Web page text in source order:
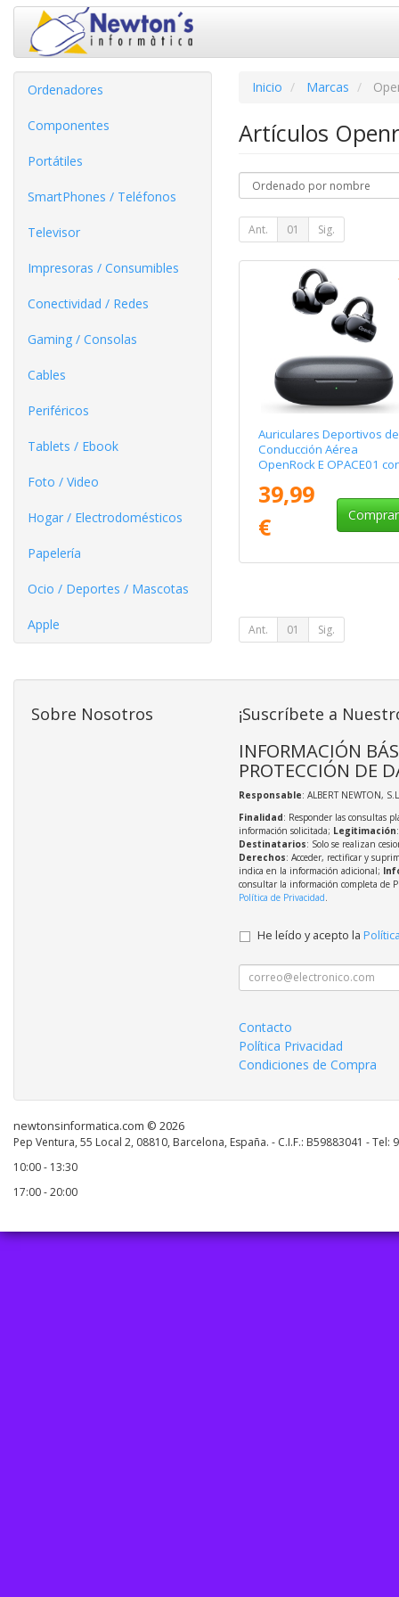
Ordenadores
Componentes
Portátiles
SmartPhones / Teléfonos
Televisor
Impresoras / Consumibles
Conectividad / Redes
Gaming / Consolas
Cables
Periféricos
Tablets / Ebook
Foto / Video
Hogar / Electrodomésticos
Papelería
Ocio / Deportes / Mascotas
Apple
Inicio Marcas
Artículos
Ant. 01 Sig.
Auriculares Deportivos de
Conducción Aérea
OpenRock E OPACE01
Autonomía 7h/ Negros
39,99
€
Comprar
Ant. 01 Sig.
Sobre Nosotros ¡Suscríbete a
INFORMACIÓN
PROTECCIÓN DE
Responsable: ALBERT NEWTON,
Finalidad: Responder las consultas
información solicitada; Legitimación
Destinatarios: Solo se realizan
Derechos: Acceder, rectificar y
indica en la información adicional;
consultar la información completa de
Política de Privacidad.
He leído y acepto la
Contacto
Política Privacidad
Condiciones de Compra
newtonsinformatica.com © 2026
Pep Ventura, 55 Local 2, 08810, Barcelona, España. - C.I.F.: B59883041 - Tel:
10:00 - 13:30
17:00 - 20:00